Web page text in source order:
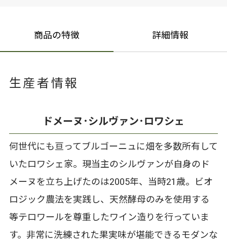
商品の特徴 詳細情報
生産者情報
ドメーヌ･シルヴァン･ロワシェ
何世代にも亘ってブルゴーニュに畑を多数所有して
いたロワシェ家。現当主のシルヴァンが自身のド
メーヌを立ち上げたのは2005年、当時21歳。ビオ
ロジック農法を実践し、天然酵母のみを使用する
等テロワールを尊重したワイン造りを行っていま
す。非常に洗練された果実味が堪能できるモダンな